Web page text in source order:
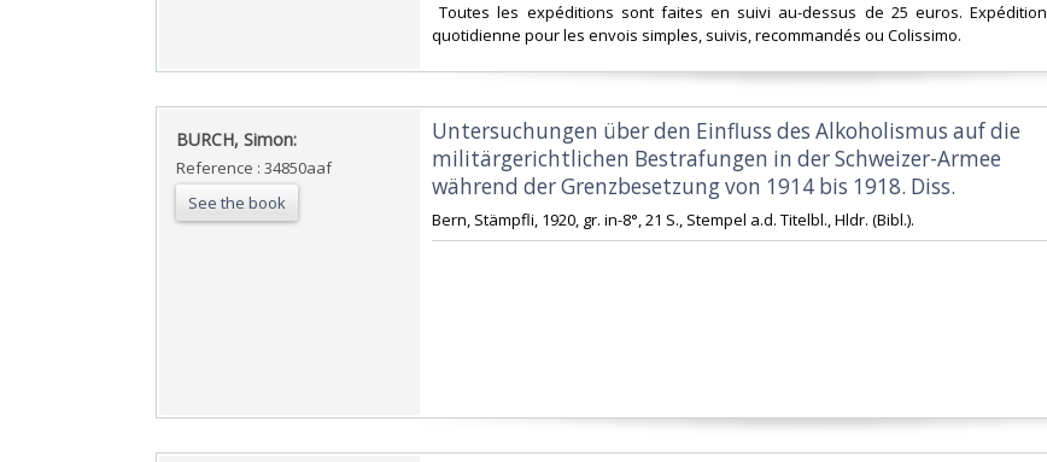
‎ Toutes les expéditions sont faites en suivi au-dessus de 25 euros. Expédition
quotidienne pour les envois simples, suivis, recommandés ou Colissimo. ‎
‎BURCH, Simon:‎
Reference : 34850aaf
See the book
‎Untersuchungen über den Einfluss des Alkoholismus auf die
militärgerichtlichen Bestrafungen in der Schweizer-Armee
während der Grenzbesetzung von 1914 bis 1918. Diss.‎
‎Bern, Stämpfli, 1920, gr. in-8°, 21 S., Stempel a.d. Titelbl., Hldr. (Bibl.).‎